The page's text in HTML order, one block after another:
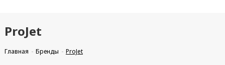
ProJet
Главная Бренды ProJet